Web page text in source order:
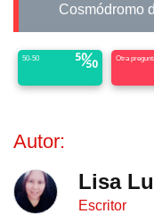
Cosmódromo
50-50 Otra
Autor:
Lisa
Escritor